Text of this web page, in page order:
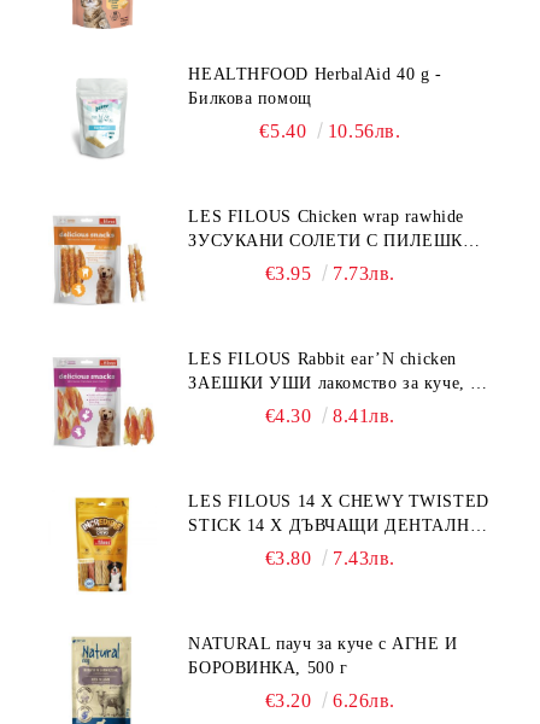
HEALTHFOOD HerbalAid 40 g -
Билкова помощ
€5.40 10.56лв.
LES FILOUS Chicken wrap rawhide
ЗУСУКАНИ СОЛЕТИ С ПИЛЕШКО,
лакомство за куче, 100 г
€3.95 7.73лв.
LES FILOUS Rabbit ear’N chicken
ЗАЕШКИ УШИ лакомство за куче, 50
€4.30 8.41лв.
LES FILOUS 14 X CHEWY TWISTED
STICK 14 X ДЪВЧАЩИ ДЕНТАЛНИ
СОЛЕТИ за куче, УВИТИ
€3.80 7.43лв.
NATURAL пауч за куче с АГНЕ И
БОРОВИНКА, 500 г
€3.20 6.26лв.